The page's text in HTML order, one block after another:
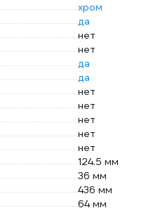
хром
да
нет
нет
да
да
нет
нет
нет
нет
нет
124.5 мм
36 мм
436 мм
64 мм